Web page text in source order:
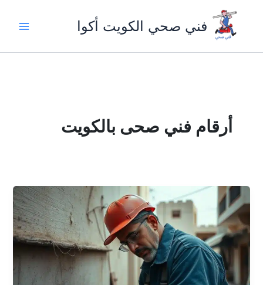
المحتوى
فني صحي الكويت أكوا
أرقام فني صحى بالكويت